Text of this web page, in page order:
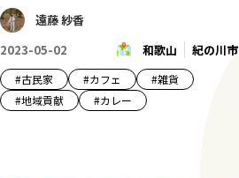
遠藤 紗香
2023-05-02
和歌山 紀の川市
#古民家 #カフェ #雑貨
#地域貢献 #カレー